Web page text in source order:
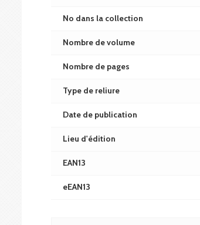
No dans la collection
Nombre de volume
Nombre de pages
Type de reliure
Date de publication
Lieu d'édition
EAN13
eEAN13